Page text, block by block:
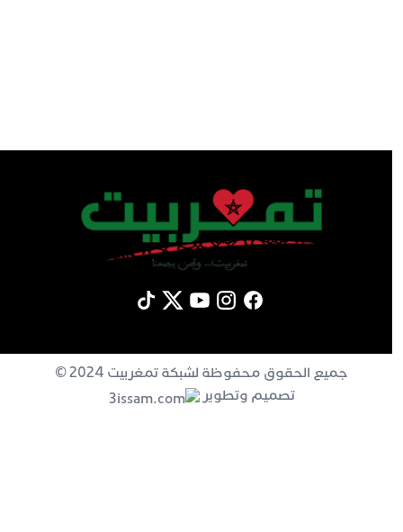
جميع الحقوق محفوظة لشبكة تمغربيت 2024 ©
تصميم وتطوير